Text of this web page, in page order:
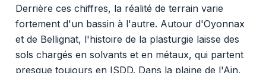
Derrière ces chiffres, la réalité de terrain varie
fortement d'un bassin à l'autre. Autour d'Oyonnax
et de Bellignat, l'histoire de la plasturgie laisse des
sols chargés en solvants et en métaux, qui partent
presque toujours en ISDD. Dans la plaine de l'Ain,